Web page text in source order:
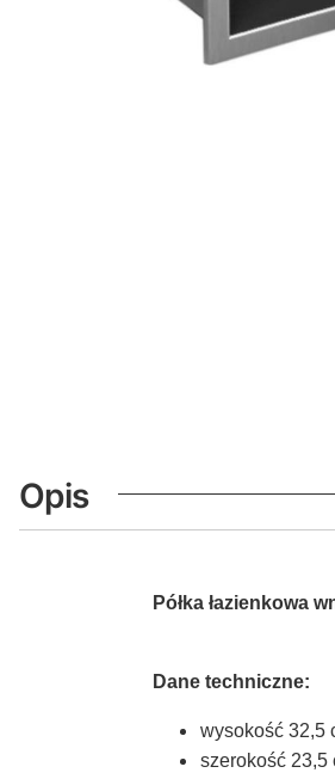
Opis
Półka łazienkowa
Dane techniczne:
wysokość 32,5
szerokość 23,5